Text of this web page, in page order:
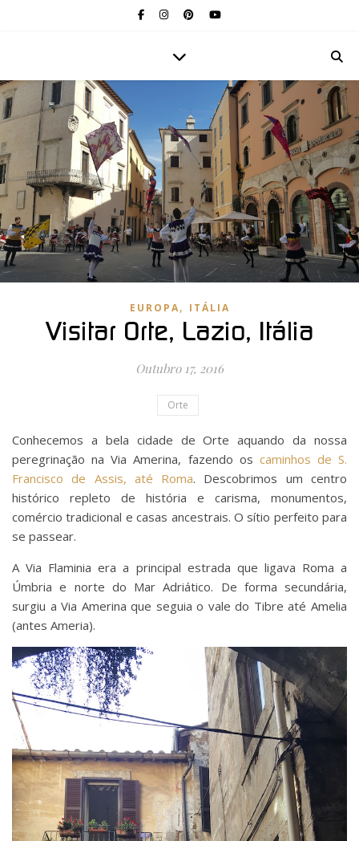
EUROPA, ITÁLIA
Visitar Orte, Lazio, Itália
Outubro 17, 2016
Orte
Conhecemos a bela cidade de Orte aquando da nossa
peregrinação na Via Amerina, fazendo os caminhos de S.
Francisco de Assis, até Roma. Descobrimos um centro
histórico repleto de história e carisma, monumentos,
comércio tradicional e casas ancestrais. O sítio perfeito para
se passear.
A Via Flaminia era a principal estrada que ligava Roma a
Úmbria e norte do Mar Adriático. De forma secundária,
surgiu a Via Amerina que seguia o vale do Tibre até Amelia
(antes Ameria).